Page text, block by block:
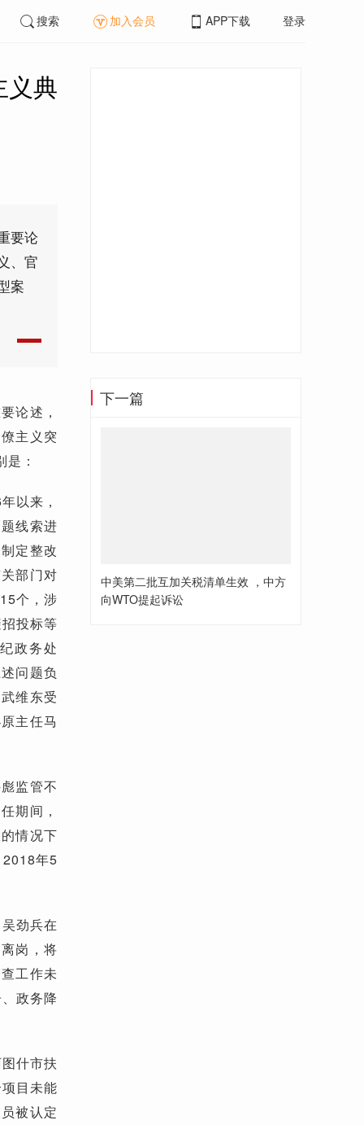
搜索 加入会员 APP下载 登录
义典
要论
、官
案
论述，
主义突
：
以来，
线索进
定整改
部门对
个，涉
投标等
政务处
问题负
维东受
主任马
监管不
期间，
情况下
年5
劲兵在
岗，将
工作未
政务降
什市扶
目未能
被认定
下一篇
中美第二批互加关税清单生效 ，中方
向WTO提起诉讼